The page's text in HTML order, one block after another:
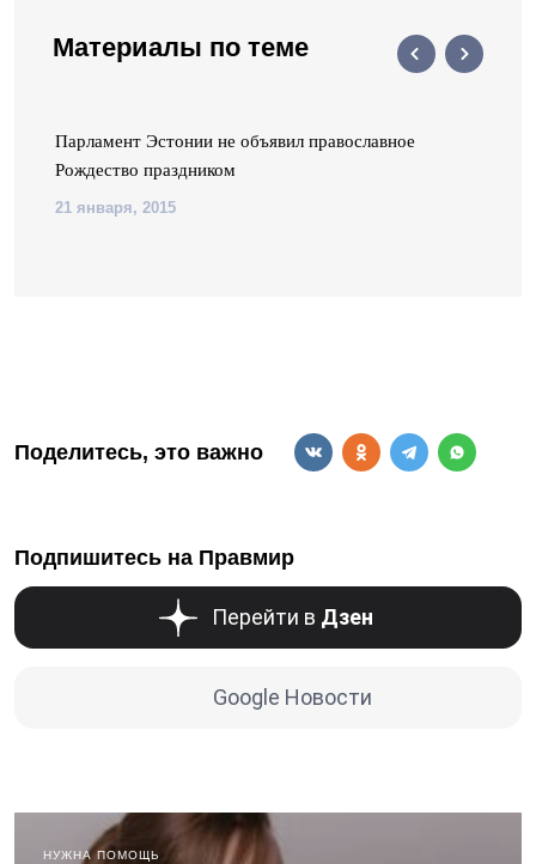
Материалы по теме
Парламент Эстонии не объявил православное
Рождество праздником
21 января, 2015
Поделитесь, это важно
Подпишитесь на Правмир
Перейти в Дзен
Google Новости
НУЖНА ПОМОЩЬ